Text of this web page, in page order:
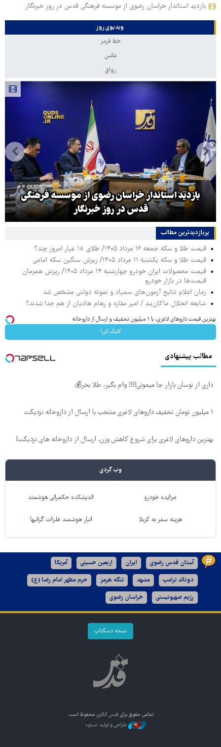
بازدید استاندار خراسان رضوی از موسسه فرهنگی قدس در روز خبرنگار
ویدیوی روز
خط قرمز
عکس
رواق
بازدید استاندار خراسان رضوی از موسسه فرهنگی
قدس در روز خبرنگار
پربازدیدترین‌ مطالب
قیمت طلا و سکه جمعه ۱۶ مرداد ۱۴۰۵/ طلای ۱۸ عیار امروز چند؟
قیمت طلا و سکه یکشنبه ۱۱ مرداد ۱۴۰۵/ ریزش سنگین سکه امامی
قیمت محصولات ایران خودرو چهارشنبه ۱۴ مرداد ۱۴۰۵/ ریزش همزمان
قیمت‌ها در بازار خودرو
زمان اعلام نتایج آزمون‌های سمپاد و نمونه دولتی مشخص شد
شایعه انحلال ماکان‌بند / امیر مقاره و رهام هادیان از هم جدا شدند؟
بهترین قیمت داروهای لاغری، با ۱ میلیون تخفیف و ارسال از داروخانه‌
کلیک کن!
مطالب پیشنهادی
داری از نوسان بازار جا میمونی!!!! وام بگیر، طلا بخر💰
۱ میلیون تومان تخفیف داروهای لاغری منتخب با ارسال از داروخانه نزدیکت
بهترین داروهای لاغری برای شروع کاهش وزن، ارسال از داروخانه های نزدیکت!
وب گردی
مزایده خودرو اندیشکده حکمرانی هوشمند
هزینه سفر به کربلا انبار هوشمند فلزات گرانبها
آستان قدس رضوی ایران اربعین حسینی آمریکا
دونالد ترامپ مشهد تنگه هرمز حرم مطهر امام رضا (ع)
رژیم صهیونیستی خراسان رضوی
نسخه دسکتاپ
تمامی حقوق برای قدس آنلاین محفوظ است.
طراحی و تولید: نستوه